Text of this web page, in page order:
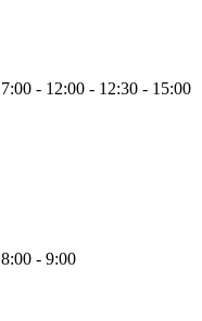
7:00 - 12:00 - 12:30 - 15:00
8:00 - 9:00